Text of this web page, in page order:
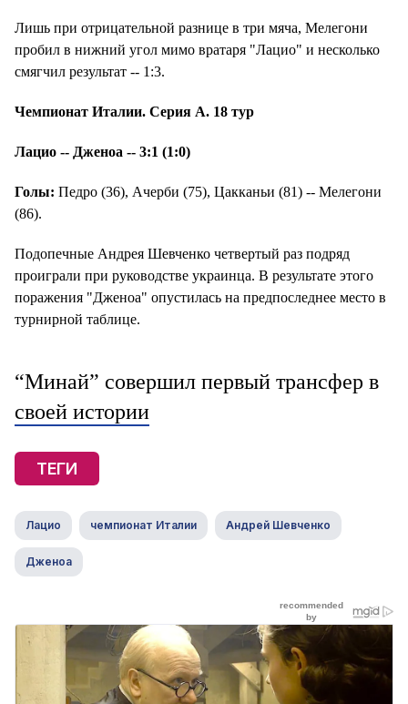
Лишь при отрицательной разнице в три мяча, Мелегони
пробил в нижний угол мимо вратаря "Лацио" и несколько
смягчил результат -- 1:3.
Чемпионат Италии. Серия А. 18 тур
Лацио -- Дженоа -- 3:1 (1:0)
Голы: Педро (36), Ачерби (75), Цакканьи (81) -- Мелегони
(86).
Подопечные Андрея Шевченко четвертый раз подряд
проиграли при руководстве украинца. В результате этого
поражения "Дженоа" опустилась на предпоследнее место в
турнирной таблице.
“Минай” совершил первый трансфер в
своей истории
ТЕГИ
Лацио чемпионат Италии Андрей Шевченко
Дженоа